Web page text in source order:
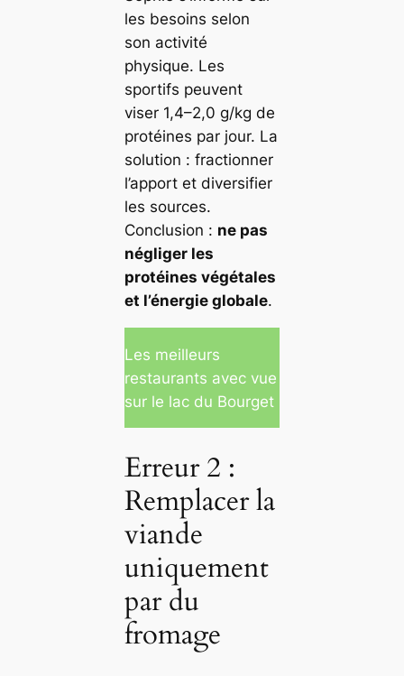
les besoins selon
son activité
physique. Les
sportifs peuvent
viser 1,4–2,0 g/kg de
protéines par jour. La
solution : fractionner
l’apport et diversifier
les sources.
Conclusion : ne pas
négliger les
protéines végétales
et l’énergie globale.
Les meilleurs
restaurants avec vue
sur le lac du Bourget
Erreur 2 :
Remplacer la
viande
uniquement
par du
fromage